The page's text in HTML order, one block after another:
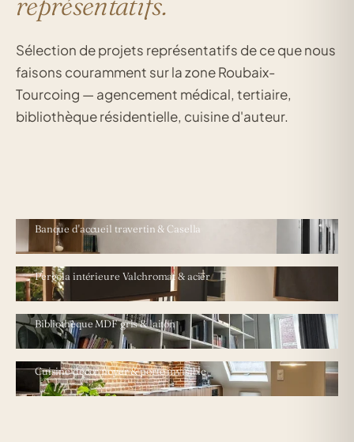
Sélection de projets représentatifs de ce que nous
faisons couramment sur la zone Roubaix-
Tourcoing — agencement médical, tertiaire,
bibliothèque résidentielle, cuisine d'auteur.
Banque d'accueil travertin & Casella
Pergola intérieure Valchromat & acier
Bibliothèque MDF gris & laiton
Cuisine décor noyer & porte invisible